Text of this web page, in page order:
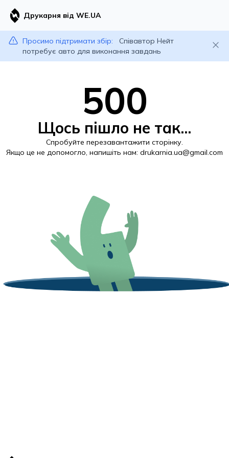
Друкарня від WE.UA
Просимо підтримати збір:
Співавтор Нейт
потребує авто для виконання завдань
500
Щось пішло не так...
Спробуйте перезавантажити сторінку.
Якщо це не допомогло, напишіть нам: drukarnia.ua@gmail.com